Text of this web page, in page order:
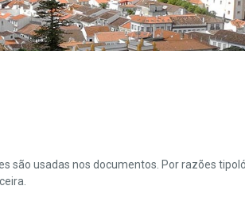
são usadas nos documentos. Por razões